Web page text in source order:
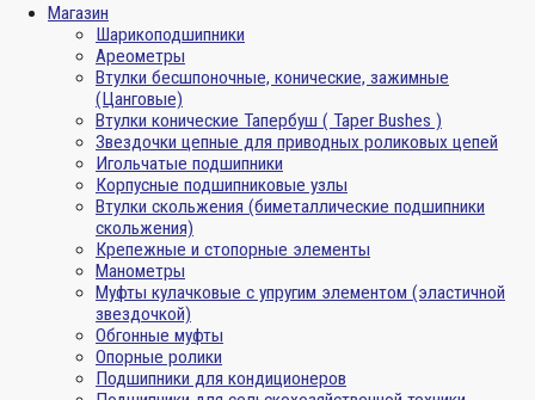
Магазин
Шарикоподшипники
Ареометры
Втулки бесшпоночные, конические, зажимные
(Цанговые)
Втулки конические Тапербуш ( Taper Bushes )
Звездочки цепные для приводных роликовых цепей
Игольчатые подшипники
Корпусные подшипниковые узлы
Втулки скольжения (биметаллические подшипники
скольжения)
Крепежные и стопорные элементы
Манометры
Муфты кулачковые с упругим элементом (эластичной
звездочкой)
Обгонные муфты
Опорные ролики
Подшипники для кондиционеров